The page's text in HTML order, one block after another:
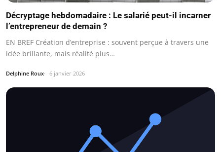
Décryptage hebdomadaire : Le salarié peut-il incarner
l’entrepreneur de demain ?
EN BREF Création d’entreprise : souvent perçue à travers une
idée brillante, mais réalité plus…
Delphine Roux 6 janvier 2026